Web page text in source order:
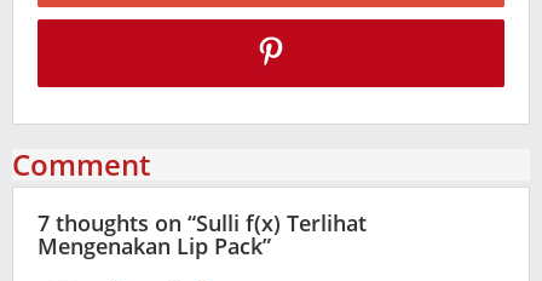
Comment
7 thoughts on “Sulli f(x) Terlihat
Mengenakan Lip Pack”